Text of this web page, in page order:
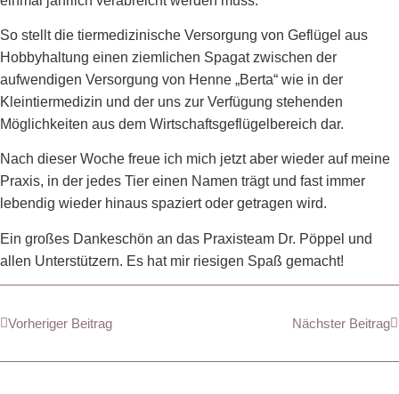
So stellt die tiermedizinische Versorgung von Geflügel aus
Hobbyhaltung einen ziemlichen Spagat zwischen der
aufwendigen Versorgung von Henne „Berta“ wie in der
Kleintiermedizin und der uns zur Verfügung stehenden
Möglichkeiten aus dem Wirtschaftsgeflügelbereich dar.
Nach dieser Woche freue ich mich jetzt aber wieder auf meine
Praxis, in der jedes Tier einen Namen trägt und fast immer
lebendig wieder hinaus spaziert oder getragen wird.
Ein großes Dankeschön an das Praxisteam Dr. Pöppel und
allen Unterstützern. Es hat mir riesigen Spaß gemacht!
Vorheriger Beitrag Nächster Beitrag